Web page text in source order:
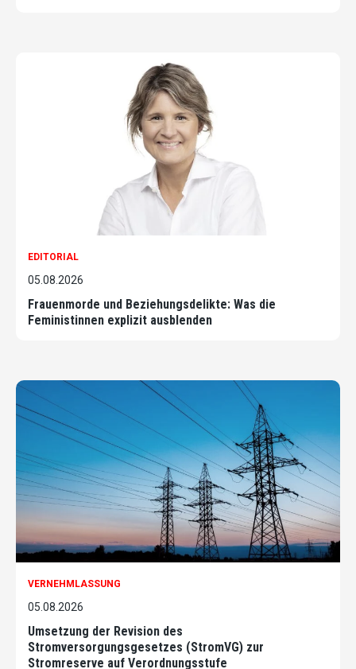
EDITORIAL
05.08.2026
Frauenmorde und Beziehungsdelikte: Was die
Feministinnen explizit ausblenden
VERNEHMLASSUNG
05.08.2026
Umsetzung der Revision des
Stromversorgungsgesetzes (StromVG) zur
Stromreserve auf Verordnungsstufe